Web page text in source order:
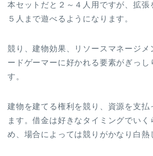
本セットだと２～４人用ですが、拡張
５人まで遊べるようになります。
競り、建物効果、リソースマネージメ
ードゲーマーに好かれる要素がぎっし
す。
建物を建てる権利を競り、資源を支払
ます。借金は好きなタイミングでいく
め、場合によっては競りがかなり白熱